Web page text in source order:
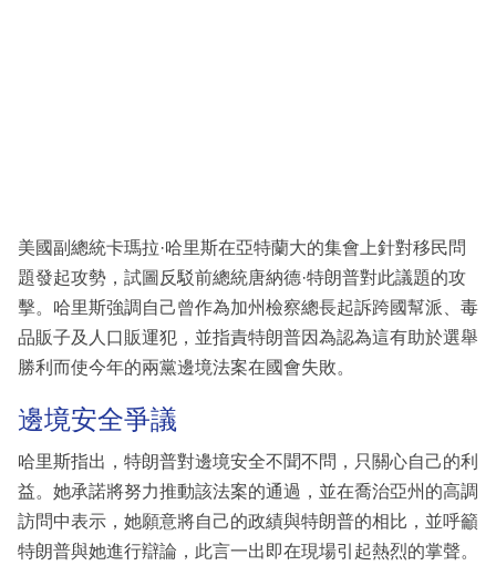
區
美國副總統卡瑪拉·哈里斯在亞特蘭大的集會上針對移民問
題發起攻勢，試圖反駁前總統唐納德·特朗普對此議題的攻
擊。哈里斯強調自己曾作為加州檢察總長起訴跨國幫派、毒
品販子及人口販運犯，並指責特朗普因為認為這有助於選舉
勝利而使今年的兩黨邊境法案在國會失敗。
邊境安全爭議
哈里斯指出，特朗普對邊境安全不聞不問，只關心自己的利
益。她承諾將努力推動該法案的通過，並在喬治亞州的高調
訪問中表示，她願意將自己的政績與特朗普的相比，並呼籲
特朗普與她進行辯論，此言一出即在現場引起熱烈的掌聲。